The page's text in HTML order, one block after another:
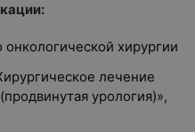
хирургии
лечение
урология)»,